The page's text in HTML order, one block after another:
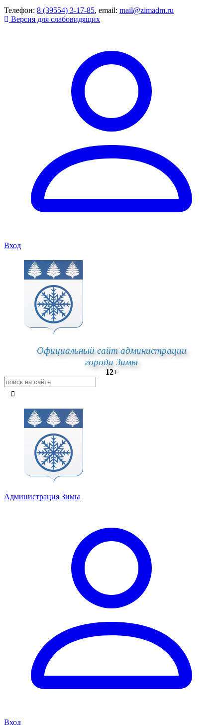
Телефон: 8 (39554) 3-17-85, email: mail@zimadm.ru
Версия для слабовидящих
Вход
Официальный сайт администрации
города Зимы
12+
Администрация Зимы
Вход